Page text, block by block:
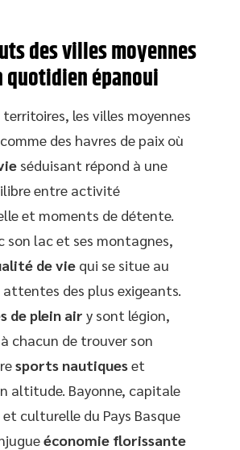
des villes moyennes
quotidien épanoui
les villes moyennes
des havres de paix où
séduisant répond à une
entre activité
et moments de détente.
son lac et ses montagnes,
de vie qui se situe au
des plus exigeants.
de plein air y sont légion,
chacun de trouver son
sports nautiqueset
altitude. Bayonne, capitale
culturelle du Pays Basque
économie florissante